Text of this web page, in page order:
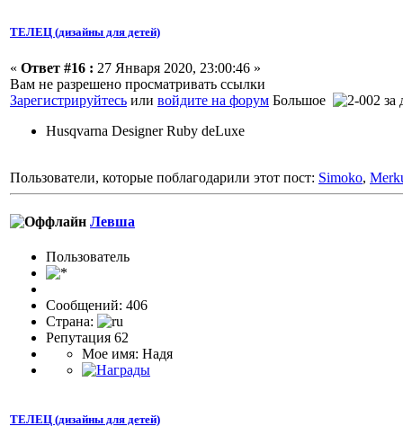
ТЕЛЕЦ (дизайны для детей)
« Ответ #16 : 27 Января 2020, 23:00:46 »
Вам не разрешено просматривать ссылки
Зарегистрируйтесь или войдите на форум Большое
за
Husqvarna Designer Ruby deLuxe
Пользователи, которые поблагодарили этот пост: Simoko,
Левша
Пользовaтeль
Сообщений: 406
Страна:
Репутация 62
Мое имя: Надя
ТЕЛЕЦ (дизайны для детей)